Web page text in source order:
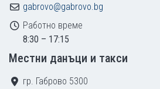
gabrovo@gabrovo.bg
Работно време
8:30 – 17:15
Местни данъци и такси
гр. Габрово 5300